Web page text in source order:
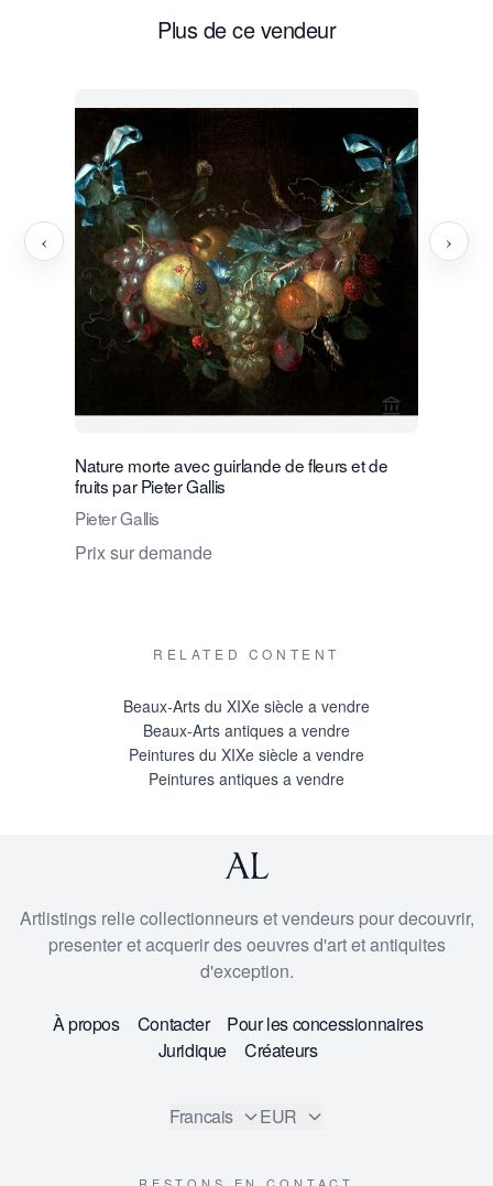
Plus de ce vendeur
Voir la page
Nature morte avec guirlande de fleurs et de
fruits par Pieter Gallis
Pieter Gallis
Prix sur demande
‹ ›
RELATED CONTENT
Beaux-Arts du XIXe siècle a vendre
Beaux-Arts antiques a vendre
Peintures du XIXe siècle a vendre
Peintures antiques a vendre
Artlistings relie collectionneurs et vendeurs pour decouvrir,
presenter et acquerir des oeuvres d'art et antiquites
d'exception.
À propos Contacter
Pour les concessionnaires
Juridique
Créateurs
Francais EUR
RESTONS EN CONTACT